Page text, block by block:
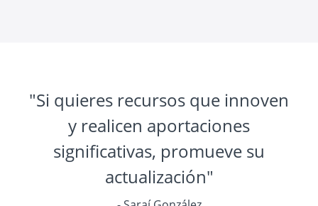
"Si quieres recursos que innoven
y realicen aportaciones
significativas, promueve su
actualización"